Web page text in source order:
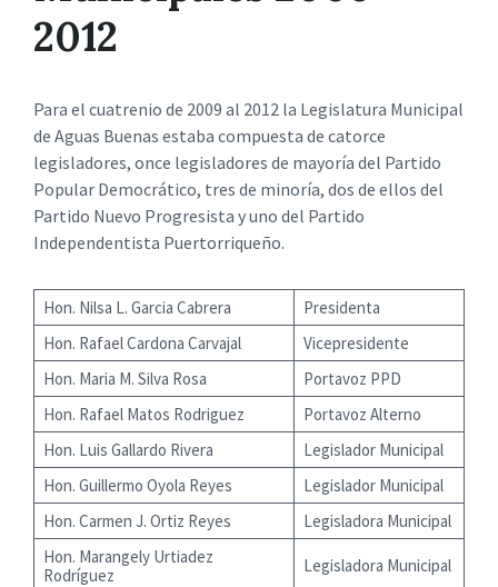
2012
Para el cuatrenio de 2009 al 2012 la Legislatura Municipal
de Aguas Buenas estaba compuesta de catorce
legisladores, once legisladores de mayoría del Partido
Popular Democrático, tres de minoría, dos de ellos del
Partido Nuevo Progresista y uno del Partido
Independentista Puertorriqueño.
Hon. Nilsa L. Garcia Cabrera
Presidenta
Hon. Rafael Cardona Carvajal
Vicepresidente
Hon. Maria M. Silva Rosa
Portavoz PPD
Hon. Rafael Matos Rodriguez
Portavoz Alterno
Hon. Luis Gallardo Rivera
Legislador Municipal
Hon. Guillermo Oyola Reyes
Legislador Municipal
Hon. Carmen J. Ortiz Reyes
Legisladora Municipal
Hon. Marangely Urtiadez
Rodríguez
Legisladora Municipal